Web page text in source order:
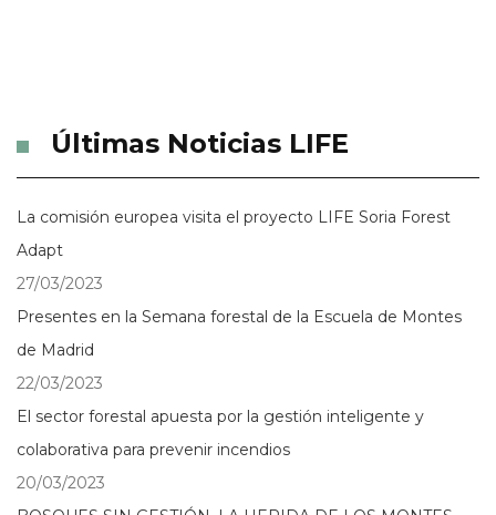
Últimas Noticias LIFE
La comisión europea visita el proyecto LIFE Soria Forest
Adapt
27/03/2023
Presentes en la Semana forestal de la Escuela de Montes
de Madrid
22/03/2023
El sector forestal apuesta por la gestión inteligente y
colaborativa para prevenir incendios
20/03/2023